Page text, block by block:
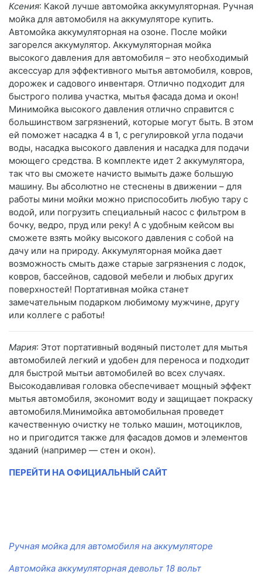
Ксения: Какой лучше автомойка аккумуляторная. Ручная
мойка для автомобиля на аккумуляторе купить.
Автомойка аккумуляторная на озоне. После мойки
загорелся аккумулятор. Аккумуляторная мойка
высокого давления для автомобиля – это необходимый
аксессуар для эффективного мытья автомобиля, ковров,
дорожек и садового инвентаря. Отлично подходит для
быстрого полива участка, мытья фасада дома и окон!
Минимойка высокого давления отлично справится с
большинством загрязнений, которые могут быть. В этом
ей поможет насадка 4 в 1, с регулировкой угла подачи
воды, насадка высокого давления и насадка для подачи
моющего средства. В комплекте идет 2 аккумулятора,
так что вы сможете начисто вымыть даже большую
машину. Вы абсолютно не стеснены в движении – для
работы мини мойки можно приспособить любую тару с
водой, или погрузить специальный насос с фильтром в
бочку, ведро, пруд или реку! А с удобным кейсом вы
сможете взять мойку высокого давления с собой на
дачу или на природу. Аккумуляторная мойка дает
возможность смыть даже старые загрязнения с лодок,
ковров, бассейнов, садовой мебели и любых других
поверхностей! Портативная мойка станет
замечательным подарком любимому мужчине, другу
или коллеге с работы!
Мария: Этот портативный водяный пистолет для мытья
автомобилей легкий и удобен для переноса и подходит
для быстрой мытьи автомобилей во всех случаях.
Высокодавливая головка обеспечивает мощный эффект
мытья автомобиля, экономит воду и защищает покраску
автомобиля.Минимойка автомобильная проведет
качественную очистку не только машин, мотоциклов,
но и пригодится также для фасадов домов и элементов
зданий (например — стен и окон).
ПЕРЕЙТИ НА ОФИЦИАЛЬНЫЙ САЙТ
Ручная мойка для автомобиля на аккумуляторе
Автомойка аккумуляторная девольт 18 вольт